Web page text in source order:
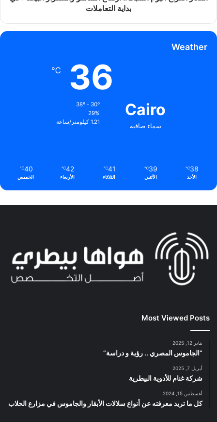
بداية التعاملات
Weather
Cairo
سماء صافية
36
℃
29%
1.21 كيلومتر/ساعة
38
℃
الأحد
39
℃
الأثنين
41
℃
الثلاثاء
42
℃
الأربعاء
40
℃
الخميس
Most Viewed Posts
يناير 12, 2025
“الجاموس المصري .. رؤية و دراسة”
أبريل 7, 2025
شركة غنام للأدوية البيطرية
أغسطس 15, 2024
كل ما تريد معرفته عن أنواع سلالات الأبقار والجاموس في مزارع الحلاب